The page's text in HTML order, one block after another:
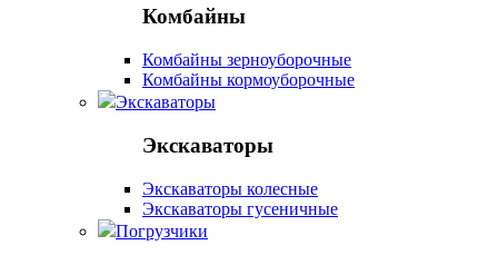
Комбайны
Комбайны зерноуборочные
Комбайны кормоуборочные
Экскаваторы
Экскаваторы
Экскаваторы колесные
Экскаваторы гусеничные
Погрузчики